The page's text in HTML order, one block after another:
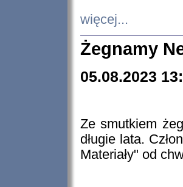
więcej...
Żegnamy
05.08.2023
Ze smutkiem
długie lata.
Materiały" od